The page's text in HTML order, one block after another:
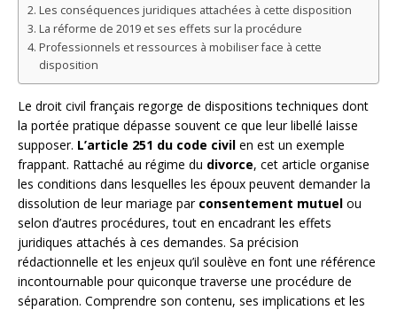
Les conséquences juridiques attachées à cette disposition
La réforme de 2019 et ses effets sur la procédure
Professionnels et ressources à mobiliser face à cette
disposition
Le droit civil français regorge de dispositions techniques dont
la portée pratique dépasse souvent ce que leur libellé laisse
supposer. L’article 251 du code civil en est un exemple
frappant. Rattaché au régime du divorce, cet article organise
les conditions dans lesquelles les époux peuvent demander la
dissolution de leur mariage par consentement mutuel ou
selon d’autres procédures, tout en encadrant les effets
juridiques attachés à ces demandes. Sa précision
rédactionnelle et les enjeux qu’il soulève en font une référence
incontournable pour quiconque traverse une procédure de
séparation. Comprendre son contenu, ses implications et les